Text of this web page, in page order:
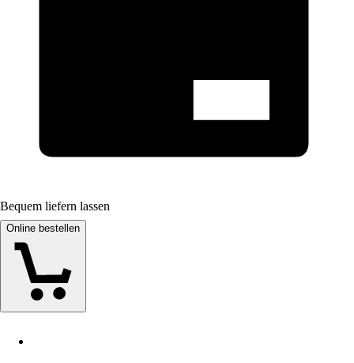
Bequem liefern lassen
Online bestellen